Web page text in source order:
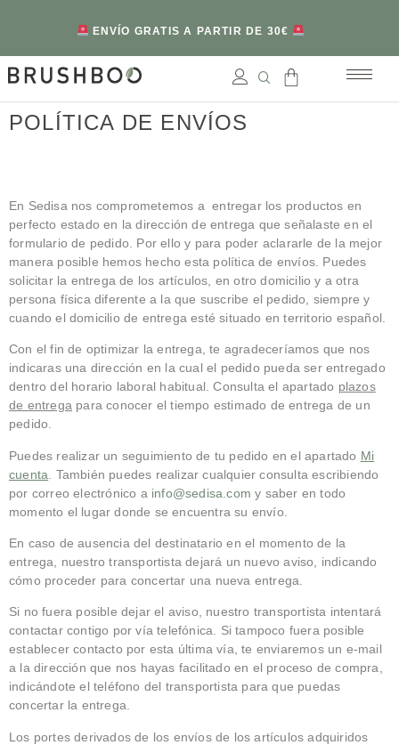
ENVÍO GRATIS A PARTIR DE 30€
POLÍTICA DE ENVÍOS
En Sedisa nos comprometemos a entregar los productos en
perfecto estado en la dirección de entrega que señalaste en el
formulario de pedido. Por ello y para poder aclararle de la mejor
manera posible hemos hecho esta política de envíos. Puedes
solicitar la entrega de los artículos, en otro domicilio y a otra
persona física diferente a la que suscribe el pedido, siempre y
cuando el domicilio de entrega esté situado en territorio español.
Con el fin de optimizar la entrega, te agradeceríamos que nos
indicaras una dirección en la cual el pedido pueda ser entregado
dentro del horario laboral habitual. Consulta el apartado plazos
de entrega para conocer el tiempo estimado de entrega de un
pedido.
Puedes realizar un seguimiento de tu pedido en el apartado Mi
cuenta . También puedes realizar cualquier consulta escribiendo
por correo electrónico a info@sedisa.com y saber en todo
momento el lugar donde se encuentra su envío.
En caso de ausencia del destinatario en el momento de la
entrega, nuestro transportista dejará un nuevo aviso, indicando
cómo proceder para concertar una nueva entrega.
Si no fuera posible dejar el aviso, nuestro transportista intentará
contactar contigo por vía telefónica. Si tampoco fuera posible
establecer contacto por esta última vía, te enviaremos un e-mail
a la dirección que nos hayas facilitado en el proceso de compra,
indicándote el teléfono del transportista para que puedas
concertar la entrega.
Los portes derivados de los envíos de los artículos adquiridos